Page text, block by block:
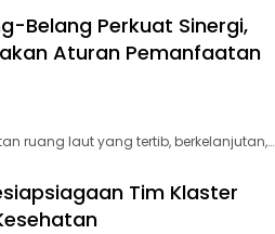
Belang Perkuat Sinergi,
Aturan Pemanfaatan
ruang laut yang tertib, berkelanjutan,…
Tim Klaster